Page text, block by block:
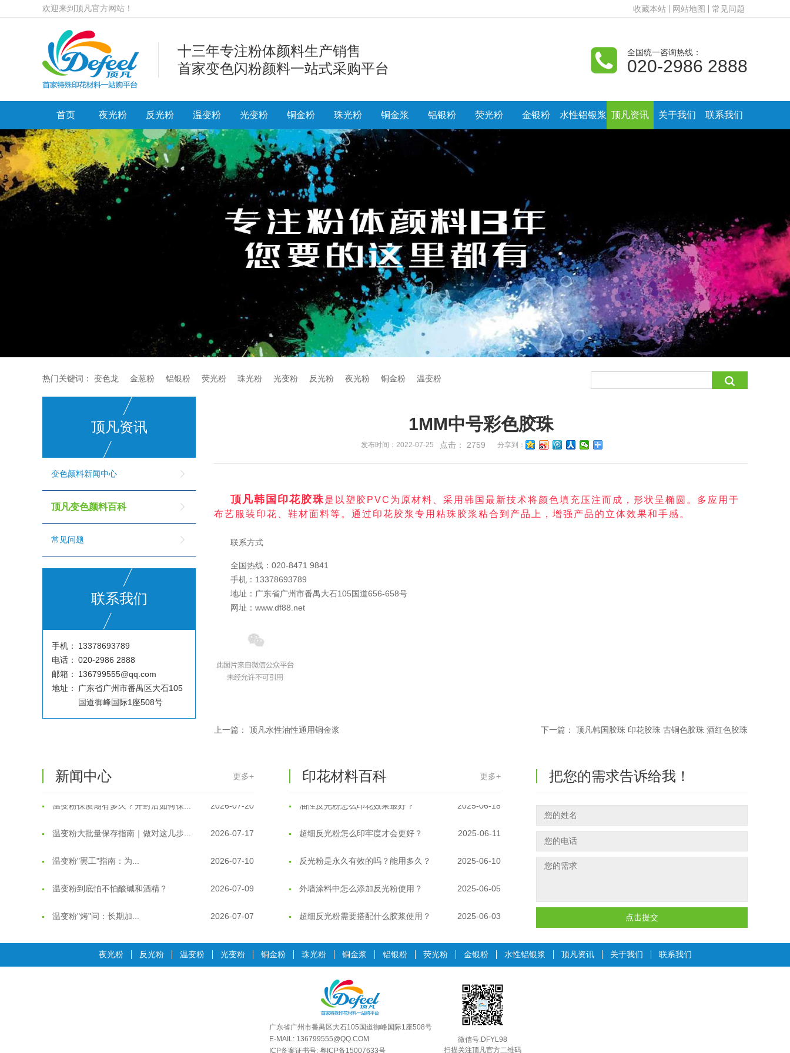
欢迎来到顶凡官方网站！ 收藏本站 网站地图 常见问题
十三年专注粉体颜料生产销售
首家变色闪粉颜料一站式采购平台
全国统一咨询热线：
020-2986 2888
首页 夜光粉 反光粉 温变粉 光变粉 铜金粉 珠光粉 铜金浆 铝银粉 荧光粉 金银粉 水性铝银浆 顶凡资讯 关于我们 联系我们
热门关键词： 变色龙 金葱粉 铝银粉 荧光粉 珠光粉 光变粉 反光粉 夜光粉 铜金粉 温变粉
顶凡资讯
变色颜料新闻中心
顶凡变色颜料百科
常见问题
联系我们
手机：
13378693789
电话： 020-2986 2888
邮箱：
136799555@qq.com
地址：
广东省广州市番禺区大石105
国道御峰国际1座508号
1MM中号彩色胶珠
发布时间：2022-07-25 点击： 2759 分享到：
顶 凡韩 国 印花胶珠是 以 塑 胶 PVC 为 原材料 、采 用韩 国最 新技术将颜色填充压注而 成 ，形状 呈椭 圆 。 多 应 用于
布艺 服装 印花 、鞋材面料等 。通过 印花 胶浆专 用粘珠 胶浆粘合到 产品 上 ，增强 产品 的 立体效果和手感 。
联系方式
全国热线 ：020-8471 9841
手机 ： 13378693789
地址 ： 广东省广州市番禺大石105国道656-658号
网址 ：www.df88 net
上一篇：顶凡水性油性通用铜金浆 下一篇： 顶凡韩国胶珠 印花胶珠 古铜色胶珠 酒红色胶珠
新闻中心 更多+
温变粉可以做防伪标签、温变防伪吗...
温变粉注塑后表面翻车？粗糙、颗粒... 2026-07-28
温变粉大批量保存指南｜做对这几步...
温变粉"罢工"指南：为...
温变粉到底怕不怕酸碱和酒精？
温变粉"烤"问：长期加...
夜间安全卫士：丝印反光粉搭配全攻... 2026-01-20
印花材料百科 更多+
印花温变粉最适合用在什么行业上呢... 2025-06-20
超细反光粉怎么印牢度才会更好？
反光粉是永久有效的吗？能用多久？
外墙涂料中怎么添加反光粉使用？
超细反光粉需要搭配什么胶浆使用？
反光粉可以混合其他颜料一起使用吗... 2025-05-23
温变粉丝印到底用多少目网版？这篇... 2026-06-11
2025-07-11
印花温变粉最适合用在什么行业上呢... 2025-06-20
把您的需求告诉给我！
点击提交
夜光粉 反光粉 温变粉 光变粉 铜金粉 珠光粉 铜金浆 铝银粉 荧光粉 金银粉 水性铝银浆 顶凡资讯 关于我们 联系我们
广东省广州市番禺区大石105国道御峰国际1座508号
E-MAIL: 136799555@QQ.COM
ICP备案证书号: 粤ICP备15007633号
微信号:DFYL98
扫描关注顶凡官方二维码